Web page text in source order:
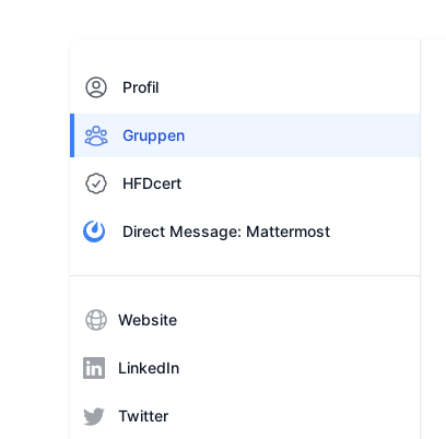
Profil
Gruppen
HFDcert
Direct Message: Mattermost
Website
LinkedIn
Twitter